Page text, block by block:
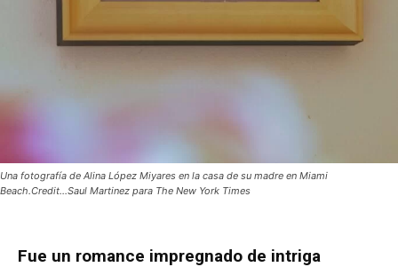
Una fotografía de Alina López Miyares en la casa de su madre en Miami
Beach.Credit...Saul Martinez para The New York Times
Fue un romance impregnado de intriga